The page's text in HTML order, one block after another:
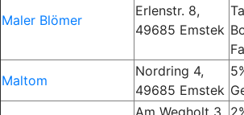
Maler Blömer
Erlenstr. 8,
49685 Emstek
Maltom
Nordring 4,
49685 Emstek
Am Wegholt 3,